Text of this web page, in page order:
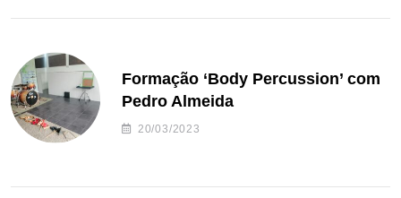
Formação ‘Body Percussion’ com
Pedro Almeida
20/03/2023